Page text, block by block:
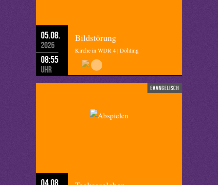
05.08.
2026
08:55
Uhr
Bildstörung
Kirche in WDR 4 | Döhling
evangelisch
04.08.